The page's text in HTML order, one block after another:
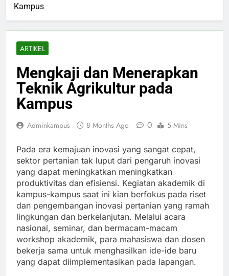
Kampus
ARTIKEL
Mengkaji dan Menerapkan
Teknik Agrikultur pada
Kampus
Adminkampus 8 Months Ago 0 5 Mins
Pada era kemajuan inovasi yang sangat cepat,
sektor pertanian tak luput dari pengaruh inovasi
yang dapat meningkatkan meningkatkan
produktivitas dan efisiensi. Kegiatan akademik di
kampus-kampus saat ini kian berfokus pada riset
dan pengembangan inovasi pertanian yang ramah
lingkungan dan berkelanjutan. Melalui acara
nasional, seminar, dan bermacam-macam
workshop akademik, para mahasiswa dan dosen
bekerja sama untuk menghasilkan ide-ide baru
yang dapat diimplementasikan pada lapangan.